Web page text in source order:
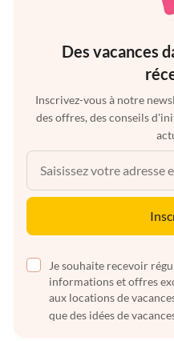
Des vacances
Inscrivez-vous à notre
des offres, des conseils
Je souhaite recevoir
informations et offres
aux locations de
que des idées de